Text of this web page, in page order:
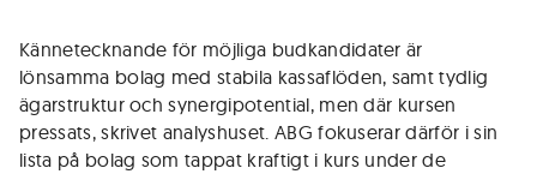
Kännetecknande för möjliga budkandidater är
lönsamma bolag med stabila kassaflöden, samt tydlig
ägarstruktur och synergipotential, men där kursen
pressats, skrivet analyshuset. ABG fokuserar därför i sin
lista på bolag som tappat kraftigt i kurs under de